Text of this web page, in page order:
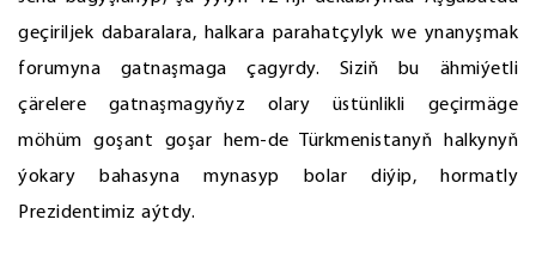
geçiriljek dabaralara, halkara parahatçylyk we ynanyşmak
forumyna gatnaşmaga çagyrdy. Siziň bu ähmiýetli
çärelere gatnaşmagyňyz olary üstünlikli geçirmäge
möhüm goşant goşar hem-de Türkmenistanyň halkynyň
ýokary bahasyna mynasyp bolar diýip, hormatly
Prezidentimiz aýtdy.